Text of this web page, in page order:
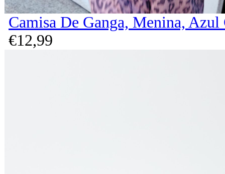
Camisa De Ganga, Menina, Azul
€12,99